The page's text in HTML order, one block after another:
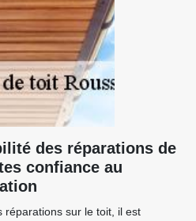
des réparations de
confiance au
réparations sur le toit, il est